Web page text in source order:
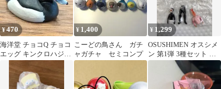
¥470
海洋堂 チョコQ チョコ
エッグ キンクロハジロ
¥ 1,400
こーどの鳥さん ガチ
ャガチャ セミコンプ
¥ 1,299
OSUSHIMEN オスシメ
ン 第1弾 3種セット 未
開封 ガチャ